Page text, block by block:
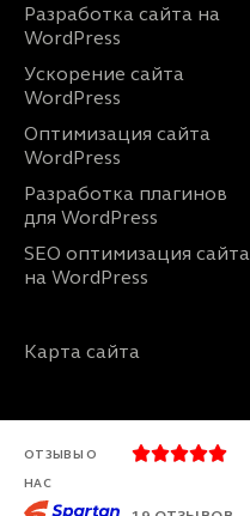
Разработка сайта на
WordPress
Ускорение сайта
WordPress
Оптимизация сайта
WordPress
Разработка плагинов
для WordPress
SEO оптимизация сайта
на WordPress
Карта сайта
ОТЗЫВЫ О
НАС
